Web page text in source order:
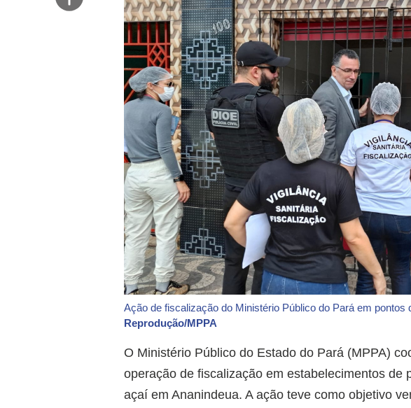
Ação de fiscalização do Ministério Público do Pará em
Reprodução/MPPA
O Ministério Público do Estado do Pará (MPPA)
operação de fiscalização em estabelecimentos de
açaí em Ananindeua. A ação teve como objetivo